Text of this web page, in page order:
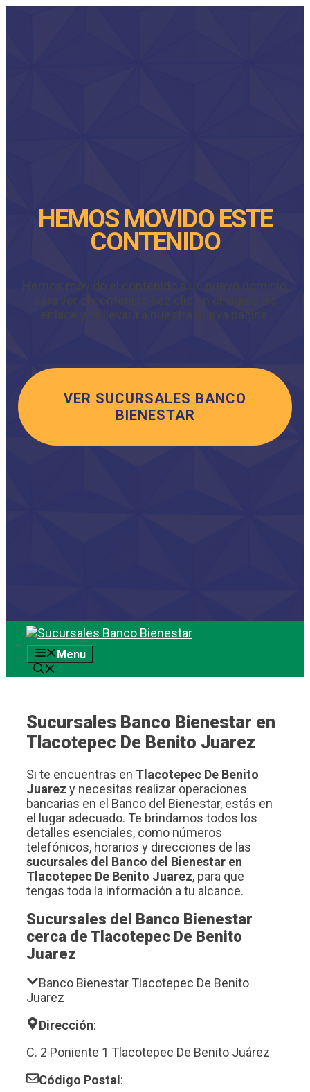
HEMOS MOVIDO ESTE
CONTENIDO
Hemos movido el contenido a un nuevo dominio,
para ver el contenido haz clic en el siguiente
enlace y te llevará a nuestra nueva página.
VER SUCURSALES BANCO
BIENESTAR
Saltar
contenidoMenu
Sucursales Banco Bienestar en
Tlacotepec De Benito Juarez
Si te encuentras en Tlacotepec De Benito
Juarez y necesitas realizar operaciones
bancarias en el Banco del Bienestar, estás en
el lugar adecuado. Te brindamos todos los
detalles esenciales, como números
telefónicos, horarios y direcciones de las
sucursales del Banco del Bienestar en
Tlacotepec De Benito Juarez, para que
tengas toda la información a tu alcance.
Sucursales del Banco Bienestar
cerca de Tlacotepec De Benito
Juarez
Banco Bienestar Tlacotepec De Benito
Juarez
Dirección:
C. 2 Poniente 1 Tlacotepec De Benito Juárez
Código Postal :